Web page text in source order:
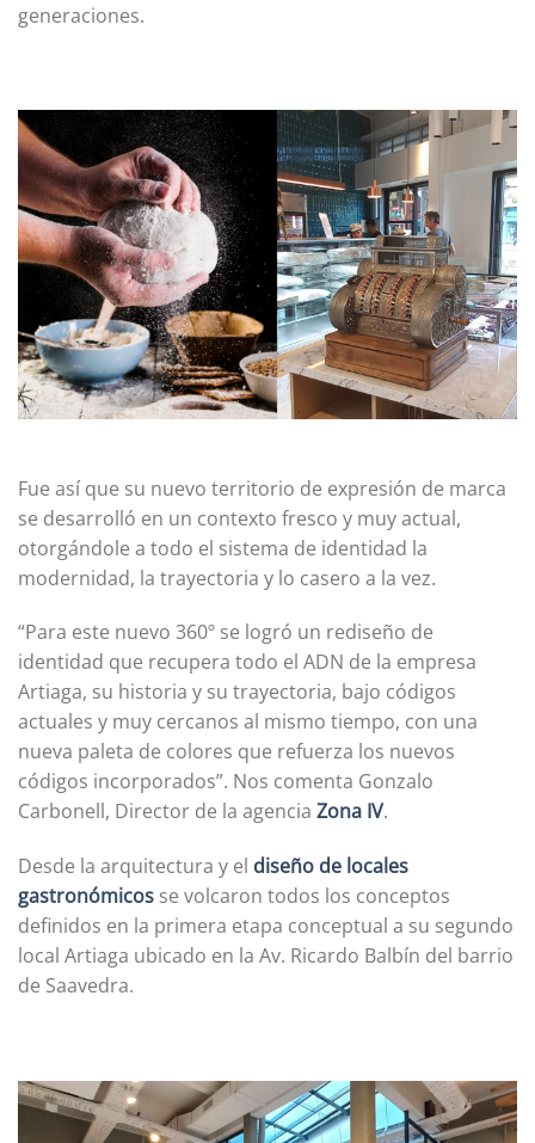
generaciones.
Fue así que su nuevo territorio de expresión de marca
se desarrolló en un contexto fresco y muy actual,
otorgándole a todo el sistema de identidad la
modernidad, la trayectoria y lo casero a la vez.
“Para este nuevo 360º se logró un rediseño de
identidad que recupera todo el ADN de la empresa
Artiaga, su historia y su trayectoria, bajo códigos
actuales y muy cercanos al mismo tiempo, con una
nueva paleta de colores que refuerza los nuevos
códigos incorporados”. Nos comenta Gonzalo
Carbonell, Director de la agencia Zona IV.
Desde la arquitectura y el diseño de locales
gastronómicos se volcaron todos los conceptos
definidos en la primera etapa conceptual a su segundo
local Artiaga ubicado en la Av. Ricardo Balbín del barrio
de Saavedra.